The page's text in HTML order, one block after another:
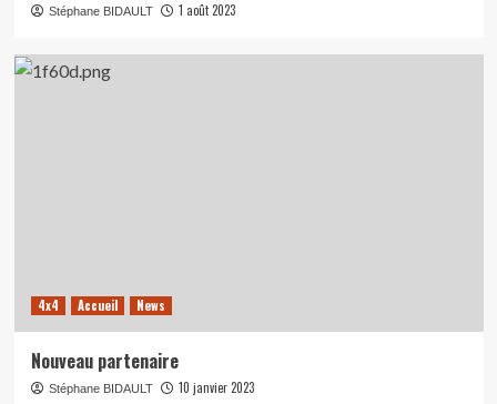
Stéphane BIDAULT 1 août 2023
4x4 Accueil News
Nouveau partenaire
Stéphane BIDAULT 10 janvier 2023